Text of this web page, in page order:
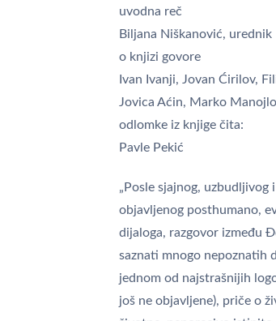
uvodna reč
Biljana Niškanović, urednik
o knjizi govore
Ivan Ivanji, Jovan Ćirilov,
Jovica Aćin, Marko
odlomke iz knjige čita:
Pavle Pekić
„Posle sjajnog,
objavljenog posthumano,
dijaloga, razgovor između
saznati mnogo nepoznatih
jednom od najstrašnijih
još ne objavljene), priče o